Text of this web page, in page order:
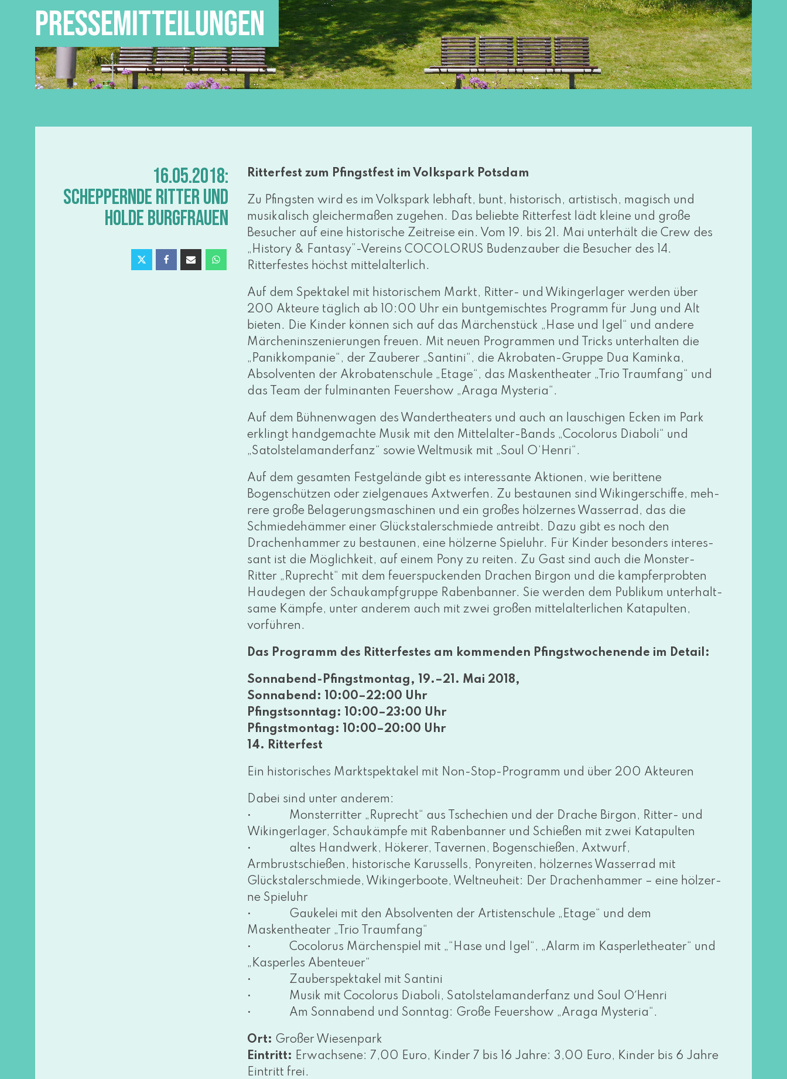
PRESSEMITTEILUNGEN
16.05.2018:
SCHEPPERNDE RITTER UND
HOLDE BURGFRAUEN
Ritterfest zum Pfingstfest im Volkspark Potsdam
Zu Pfingsten wird es im Volkspark leb­haft, bunt, his­to­risch, artis­tisch, magisch und
musi­ka­lisch glei­cher­ma­ßen zuge­hen. Das belieb­te Ritterfest lädt klei­ne und gro­ße
Besucher auf eine his­to­ri­sche Zeitreise ein. Vom 19. bis 21. Mai unter­hält die Crew des
„History & Fantasy”-Vereins COCOLORUS Budenzauber die Besucher des 14.
Ritterfestes höchst mittelalterlich.
Auf dem Spektakel mit his­to­ri­schem Markt, Ritter- und Wikingerlager wer­den über
200 Akteure täg­lich ab 10:00 Uhr ein bunt­ge­misch­tes Programm für Jung und Alt
bie­ten. Die Kinder kön­nen sich auf das Märchenstück „Hase und Igel“ und ande­re
Märcheninszenierungen freu­en. Mit neu­en Programmen und Tricks unter­hal­ten die
„Panikkompanie“, der Zauberer „Santini“, die Akrobaten-Gruppe Dua Kaminka,
Absolventen der Akrobatenschule „Etage“, das Maskentheater „Trio Traumfang“ und
das Team der ful­mi­nan­ten Feuershow „Araga Mysteria“.
Auf dem Bühnenwagen des Wandertheaters und auch an lau­schi­gen Ecken im Park
erklingt hand­ge­mach­te Musik mit den Mittelalter-Bands „Cocolorus Diaboli“ und
„Satolstelamanderfanz“ sowie Weltmusik mit „Soul O‘Henri“.
Auf dem gesam­ten Festgelände gibt es inter­es­san­te Aktionen, wie berit­te­ne
Bogenschützen oder ziel­ge­nau­es Axtwerfen. Zu bestau­nen sind Wikingerschiffe, meh­
re­re gro­ße Belagerungsmaschinen und ein gro­ßes höl­zer­nes Wasserrad, das die
Schmiedehämmer einer Glückstalerschmiede antreibt. Dazu gibt es noch den
Drachenhammer zu bestau­nen, eine höl­zer­ne Spieluhr. Für Kinder beson­ders inter­es­
sant ist die Möglichkeit, auf einem Pony zu rei­ten. Zu Gast sind auch die Monster-
Ritter „Ruprecht“ mit dem feu­er­spu­cken­den Drachen Birgon und die kampf­erprob­ten
Haudegen der Schaukampfgruppe Rabenbanner. Sie wer­den dem Publikum unter­halt­
sa­me Kämpfe, unter ande­rem auch mit zwei gro­ßen mit­tel­al­ter­li­chen Katapulten,
vorführen.
Das Programm des Ritterfestes am kom­men­den Pfingstwochenende im Detail:
Sonnabend-Pfingstmontag, 19.–21. Mai 2018,
Sonnabend: 10:00–22:00 Uhr
Pfingstsonntag: 10:00–23:00 Uhr
Pfingstmontag: 10:00–20:00 Uhr
14. Ritterfest
Ein his­to­ri­sches Marktspektakel mit Non-Stop-Programm und über 200 Akteuren
Dabei sind unter ande­rem:
• Monsterritter „Ruprecht“ aus Tschechien und der Drache Birgon, Ritter- und
Wikingerlager, Schaukämpfe mit Rabenbanner und Schießen mit zwei Katapulten
• altes Handwerk, Hökerer, Tavernen, Bogenschießen, Axtwurf,
Armbrustschießen, his­to­ri­sche Karussells, Ponyreiten, höl­zer­nes Wasserrad mit
Glückstalerschmiede, Wikingerboote, Weltneuheit: Der Drachenhammer – eine höl­zer­
ne Spieluhr
• Gaukelei mit den Absolventen der Artistenschule „Etage“ und dem
Maskentheater „Trio Traumfang“
• Cocolorus Märchenspiel mit „“Hase und Igel“, „Alarm im Kasperletheater“ und
„Kasperles Abenteuer“
• Zauberspektakel mit Santini
• Musik mit Cocolorus Diaboli, Satolstelamanderfanz und Soul O´Henri
• Am Sonnabend und Sonntag: Große Feuershow „Araga Mysteria“.
Ort: Großer Wiesenpark
Eintritt: Erwachsene: 7,00 Euro, Kinder 7 bis 16 Jahre: 3,00 Euro, Kinder bis 6 Jahre
Eintritt frei.